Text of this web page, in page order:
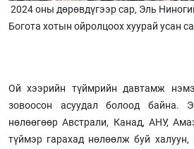
2024 оны дөрөвдүгээр сар, Эль
Богота хотын ойролцоох хуурай усан
Ой хээрийн түймрийн давтамж
зовоосон асуудал болоод байна.
нөлөөгөөр Австрали, Канад, АНУ,
түймэр гарахад нөлөөлж буй халуун,